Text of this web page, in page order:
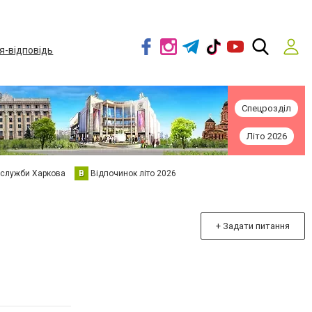
відповідь
Спецрозділ
Літо 2026
служби Харкова В Відпочинок літо 2026
+ Задати питання